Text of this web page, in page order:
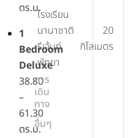
ตร.ม.
1
Bedroom
Deluxe
38.80
–
61.30
ตร.ม.
โรงเรียน
นานาชาติ
รีเจ้นท์
พัทยา
20
กิโลเมตร
การ
เดิน
ทาง
อื่นๆ